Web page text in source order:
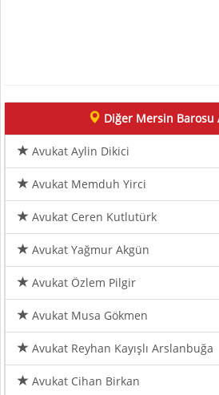
Diğer Mersin Barosu
Avukat Aylin Dikici
Avukat Memduh Yirci
Avukat Ceren Kutlutürk
Avukat Yağmur Akgün
Avukat Özlem Pilgir
Avukat Musa Gökmen
Avukat Reyhan Kayışlı Arslanbuğa
Avukat Cihan Birkan